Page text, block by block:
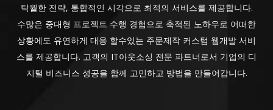
탁월한 전략, 통합적인 시각으로 최적의 서비스를 제공합니다.
수많은 중대형 프로젝트 수행 경험으로 축적된 노하우로 어떠한
상황에도 유연하게 대응 할수있는 주문제작 커스텀 웹개발 서비
스를 제공합니다. 고객의 IT아웃소싱 전문 파트너로서 기업의 디
지털 비즈니스 성공을 함께 고민하고 방법을 만들어갑니다.